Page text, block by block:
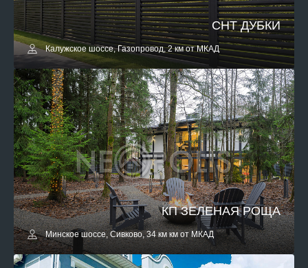
СНТ ДУБКИ
Калужское шоссе, Газопровод, 2 км от МКАД
КП ЗЕЛЕНАЯ РОЩА
Минское шоссе, Сивково, 34 км км от МКАД